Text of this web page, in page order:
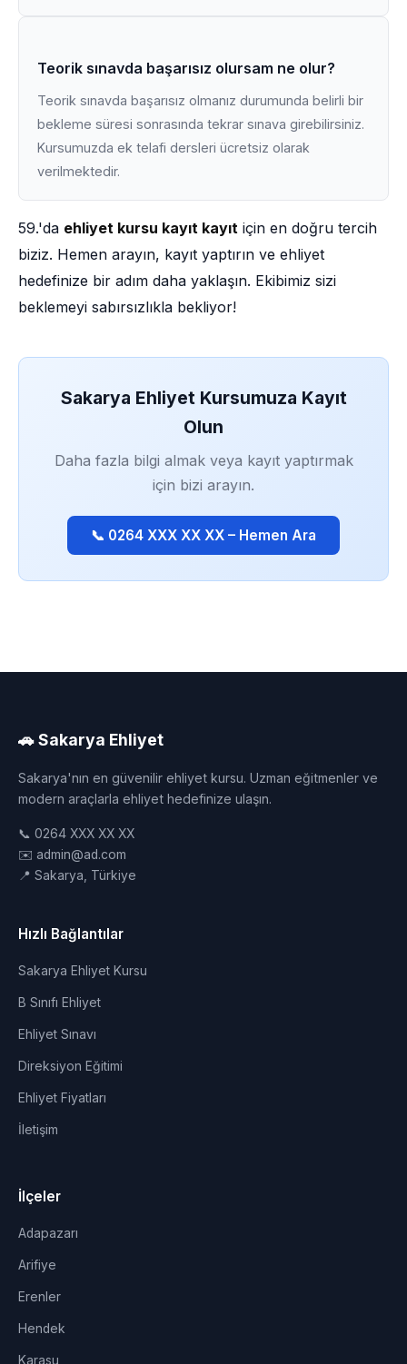
Teorik sınavda başarısız olursam ne olur?
Teorik sınavda başarısız olmanız durumunda belirli bir
bekleme süresi sonrasında tekrar sınava girebilirsiniz.
Kursumuzda ek telafi dersleri ücretsiz olarak
verilmektedir.
59.'da ehliyet kursu kayıt kayıt için en doğru tercih
biziz. Hemen arayın, kayıt yaptırın ve ehliyet
hedefinize bir adım daha yaklaşın. Ekibimiz sizi
beklemeyi sabırsızlıkla bekliyor!
Sakarya Ehliyet Kursumuza Kayıt
Olun
Daha fazla bilgi almak veya kayıt yaptırmak
için bizi arayın.
📞 0264 XXX XX XX – Hemen Ara
🚗 Sakarya Ehliyet
Sakarya'nın en güvenilir ehliyet kursu. Uzman eğitmenler ve
modern araçlarla ehliyet hedefinize ulaşın.
📞 0264 XXX XX XX
✉️ admin@ad.com
📍 Sakarya, Türkiye
Hızlı Bağlantılar
Sakarya Ehliyet Kursu
B Sınıfı Ehliyet
Ehliyet Sınavı
Direksiyon Eğitimi
Ehliyet Fiyatları
İletişim
İlçeler
Adapazarı
Arifiye
Erenler
Hendek
Karasu